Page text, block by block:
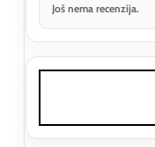
Još nema recenzija.